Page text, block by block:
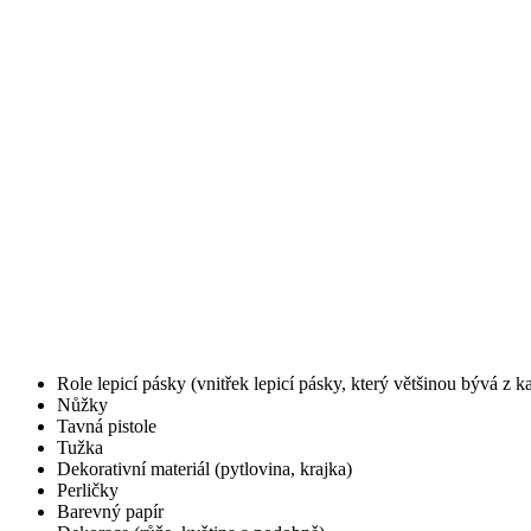
Role lepicí pásky (vnitřek lepicí pásky, který většinou bývá z
Nůžky
Tavná pistole
Tužka
Dekorativní materiál (pytlovina, krajka)
Perličky
Barevný papír